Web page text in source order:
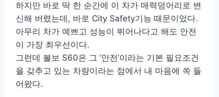
하지만 바로 딱 한 순간에 이 차가 매력덩어리로 변
신해 버렸는데, 바로 City Safety기능 때문이었다.
아무리 차가 예쁘고 성능이 뛰어나다고 해도 안전
이 가장 최우선이다.
그런데 볼보 S60은 그 ‘안전’이라는 기본 필요조건
을 갖추고 있는 차량이라는 점에서 내 마음에 쏙 들
어왔다.